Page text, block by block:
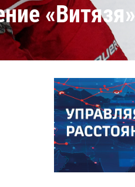
«Витязя»